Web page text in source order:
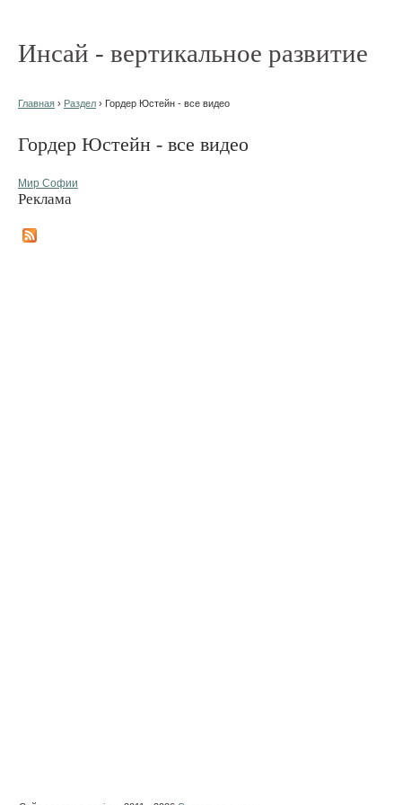
Инсай - вертикальное развитие
Главная › Раздел › Гордер Юстейн - все видео
Гордер Юстейн - все видео
Мир Софии
Реклама